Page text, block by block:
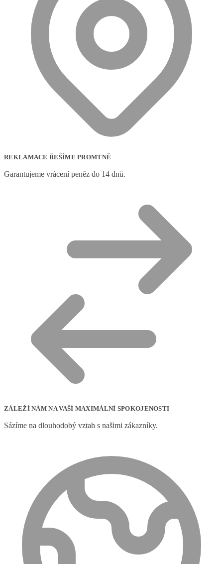
REKLAMACE ŘEŠÍME PROMTNĚ
Garantujeme vrácení peněz do 14 dnů.
ZÁLEŽÍ NÁM NA VAŠÍ MAXIMÁLNÍ SPOKOJENOSTI
Sázíme na dlouhodobý vztah s našimi zákazníky.